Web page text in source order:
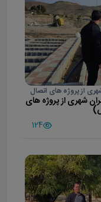
از پروژه های اتصال
شهری از پروژه های
124